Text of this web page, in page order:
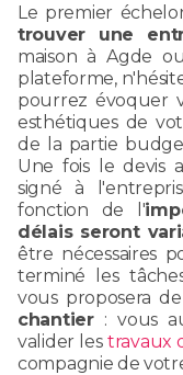
Le premier
trouver une
maison à Agde
plateforme,
pourrez évoquer
esthétiques de
de la partie
Une fois le devis
signé à
fonction de l'
délais seront
être nécessaires
terminé les
vous proposera
chantier: vous
valider les travaux
compagnie de